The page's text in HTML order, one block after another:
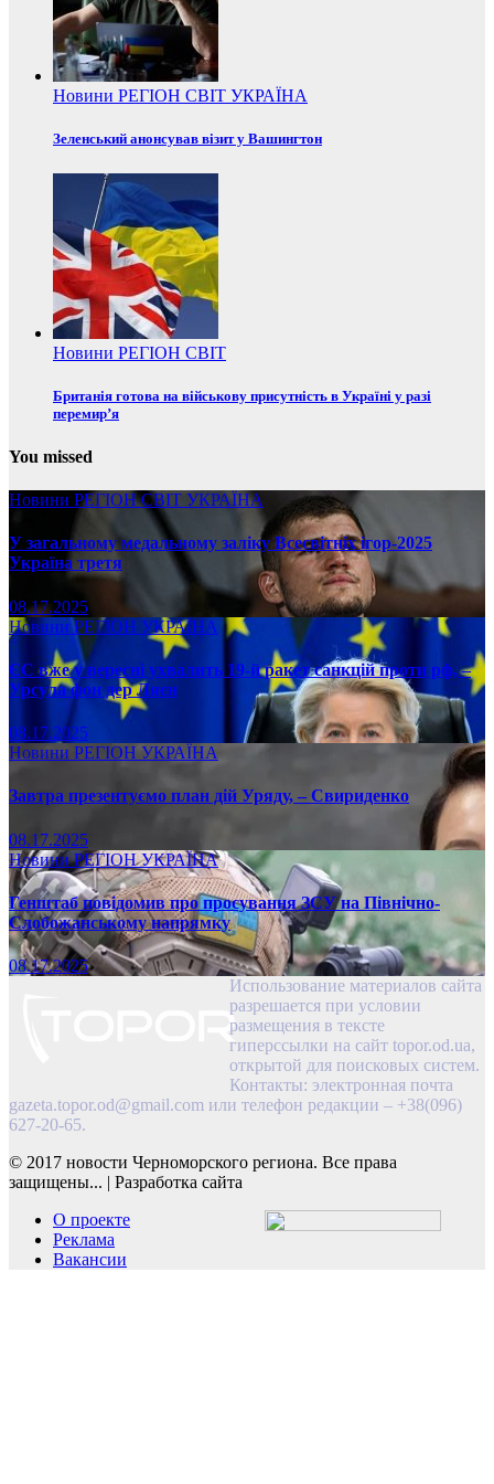
Новини РЕГІОН СВІТ УКРАЇНА
Зеленський анонсував візит у Вашингтон
Новини РЕГІОН СВІТ
Британія готова на військову присутність в Україні у разі
перемир’я
You missed
Новини РЕГІОНСВІТ УКРАЇНА
У загальному медальному заліку Всесвітніх ігор-2025
Україна третя
08.17.2025
НовиниРЕГІОН УКРАЇНА
ЄС вже у вересні ухвалить 19-й ракет санкцій проти рф, –
Урсула фон дер Ляєн
08.17.2025
Новини РЕГІОН УКРАЇНА
Завтра презентуємо план дій Уряду, – Свириденко
08.17.2025
НовиниРЕГІОНУКРАЇНА
Генштаб повідомив про просування ЗСУ на Північно-
Слобожанському напрямку
08.17.2025
Использование материалов сайта
разрешается при условии
размещения в тексте
гиперссылки на сайт topor.od.ua,
открытой для поисковых систем.
Контакты: электронная почта
gazeta.topor.od@gmail.com или телефон редакции – +38(096)
627-20-65.
© 2017 новости Черноморского региона. Все права
защищены... | Разработка сайта
О проекте
Реклама
Вакансии